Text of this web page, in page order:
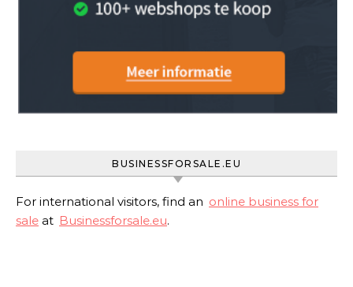
BUSINESSFORSALE.EU
For international visitors, find an online business for
sale at Businessforsale.eu.